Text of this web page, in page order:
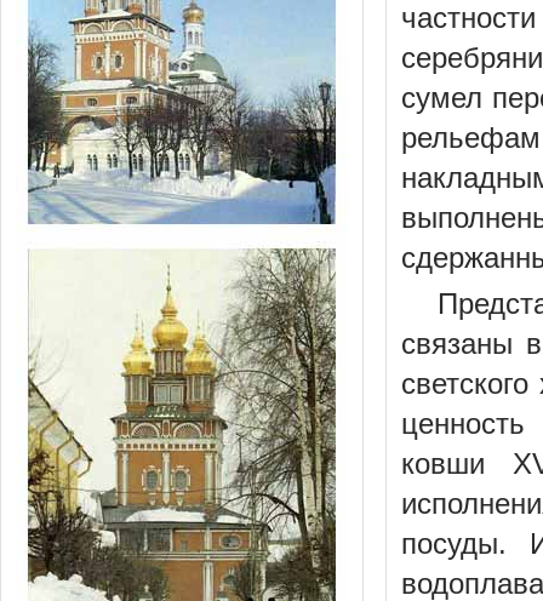
сумел
связаны
ковши
посуды.